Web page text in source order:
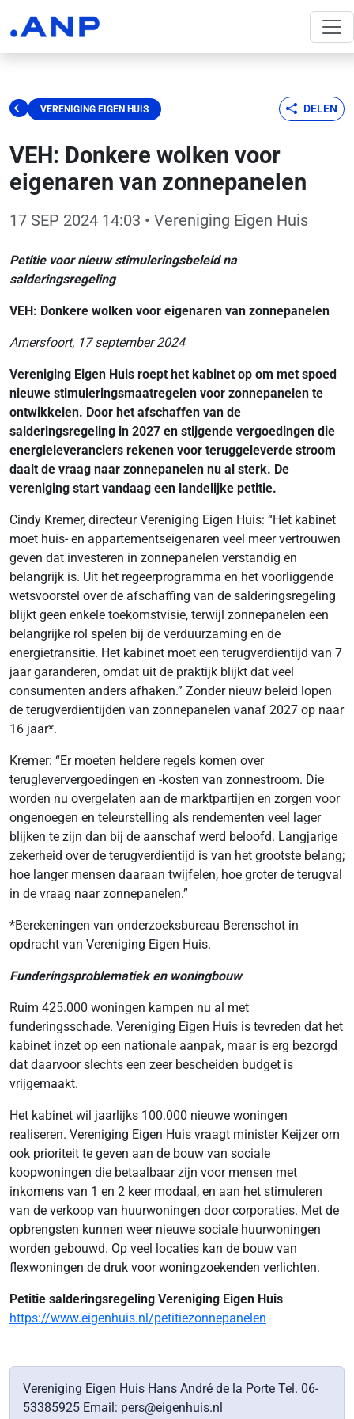
VERENIGING EIGEN HUIS DELEN
VEH: Donkere wolken voor
eigenaren van zonnepanelen
17 SEP 2024 14:03 • Vereniging Eigen Huis
Petitie voor nieuw stimuleringsbeleid na
salderingsregeling
VEH: Donkere wolken voor eigenaren van zonnepanelen
Amersfoort, 17 september 2024
Vereniging Eigen Huis roept het kabinet op om met spoed
nieuwe stimuleringsmaatregelen voor zonnepanelen te
ontwikkelen. Door het afschaffen van de
salderingsregeling in 2027 en stijgende vergoedingen die
energieleveranciers rekenen voor teruggeleverde stroom
daalt de vraag naar zonnepanelen nu al sterk. De
vereniging start vandaag een landelijke petitie.
Cindy Kremer, directeur Vereniging Eigen Huis: “Het kabinet
moet huis- en appartementseigenaren veel meer vertrouwen
geven dat investeren in zonnepanelen verstandig en
belangrijk is. Uit het regeerprogramma en het voorliggende
wetsvoorstel over de afschaffing van de salderingsregeling
blijkt geen enkele toekomstvisie, terwijl zonnepanelen een
belangrijke rol spelen bij de verduurzaming en de
energietransitie. Het kabinet moet een terugverdientijd van 7
jaar garanderen, omdat uit de praktijk blijkt dat veel
consumenten anders afhaken.” Zonder nieuw beleid lopen
de terugverdientijden van zonnepanelen vanaf 2027 op naar
16 jaar*.
Kremer: “Er moeten heldere regels komen over
terugleververgoedingen en -kosten van zonnestroom. Die
worden nu overgelaten aan de marktpartijen en zorgen voor
ongenoegen en teleurstelling als rendementen veel lager
blijken te zijn dan bij de aanschaf werd beloofd. Langjarige
zekerheid over de terugverdientijd is van het grootste belang;
hoe langer mensen daaraan twijfelen, hoe groter de terugval
in de vraag naar zonnepanelen.”
*Berekeningen van onderzoeksbureau Berenschot in
opdracht van Vereniging Eigen Huis.
Funderingsproblematiek en woningbouw
Ruim 425.000 woningen kampen nu al met
funderingsschade. Vereniging Eigen Huis is tevreden dat het
kabinet inzet op een nationale aanpak, maar is erg bezorgd
dat daarvoor slechts een zeer bescheiden budget is
vrijgemaakt.
Het kabinet wil jaarlijks 100.000 nieuwe woningen
realiseren. Vereniging Eigen Huis vraagt minister Keijzer om
ook prioriteit te geven aan de bouw van sociale
koopwoningen die betaalbaar zijn voor mensen met
inkomens van 1 en 2 keer modaal, en aan het stimuleren
van de verkoop van huurwoningen door corporaties. Met de
opbrengsten kunnen weer nieuwe sociale huurwoningen
worden gebouwd. Op veel locaties kan de bouw van
flexwoningen de druk voor woningzoekenden verlichten.
Petitie salderingsregeling Vereniging Eigen Huis
https://www.eigenhuis.nl/petitiezonnepanelen
Vereniging Eigen Huis Hans André de la Porte Tel. 06-
53385925 Email: pers@eigenhuis.nl